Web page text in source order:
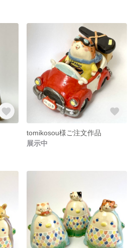
tomikosou様ご注文作品
展示中